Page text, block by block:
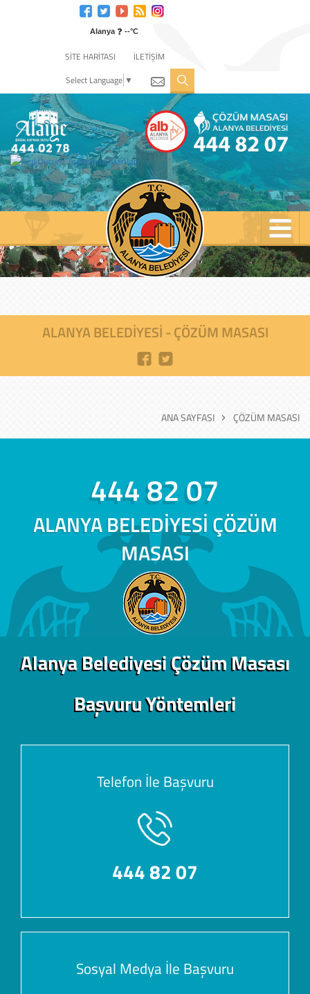
Alanya ❓ --°C
SİTE HARİTASI
İLETİŞİM
Select Language ▼
ALANYA BELEDIYESI - ÇÖZÜM MASASI
ANA SAYFASI ÇÖZÜM MASASI
444 82 07
ALANYA BELEDİYESİ ÇÖZÜM
MASASI
Alanya Belediyesi Çözüm Masası
Başvuru Yöntemleri
Telefon İle Başvuru
444 82 07
Sosyal Medya İle Başvuru